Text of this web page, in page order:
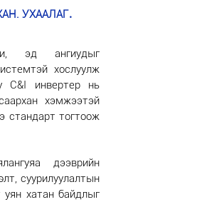
УХААЛАГ.
эд ангиудыг
хослуулж
C&I инвертер нь
хэмжээтэй
стандарт тогтоож
дээврийн
суурилуулалтын
уян хатан байдлыг